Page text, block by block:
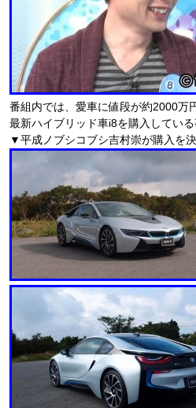
番組内では、愛車に値段が約2000万
最新ハイブリッド車i8を購入している
▼平成ノブシコブシ吉村崇が購入を